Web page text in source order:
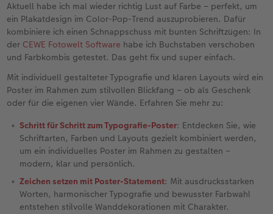
Kundenbeispiele
Webinare & VHS
Fotobuch für Anfänger
Fotobuch erstellen
Neuheiten
Mehrteiler
Bestellwege
Ideen zur Wandgestaltung
Neuheiten
Extras
Bestellwege
Last Minute Fotos
CEWE myPhotos
Neuheiten
Extras
Sofortfotogrußkarten
Sofortfotosets
Sofortfotocollagen
Retro Minis
Art Prints
Faber-Castell
Foto-Geschenkbox
Neuheiten
CEWE myPhotos
Bestellwege
Papierqualitäten
Weitere Anlässe
Neuheiten
Mit Design
Bestellwege
Inspiration
Gestaltungsideen
CEWE myPhotos
Neuheiten
Einfach & schnell gestaltet
Besondere Geschenkideen
CEWE myPhotos
Videotutorials
Anleitungen & Hilfe
Fototipps
CEWE Magazin
Neuheiten
Aktuell habe ich mal wieder richtig Lust auf Farbe – perfekt, um
ein Plakatdesign im Color-Pop-Trend auszuprobieren. Dafür
kombiniere ich einen Schnappschuss mit bunten Schriftzügen: In
der CEWE Fotowelt Software habe ich Buchstaben verschoben
und Farbkombis getestet. Das geht fix und super einfach.
Mit individuell gestalteter Typografie und klaren Layouts wird ein
Poster im Rahmen zum stilvollen Blickfang – ob als Geschenk
oder für die eigenen vier Wände. Erfahren Sie mehr zu:
Schritt für Schritt zum Typografie-Poster: Entdecken Sie, wie
Schriftarten, Farben und Layouts gezielt kombiniert werden,
um ein individuelles Poster im Rahmen zu gestalten –
modern, klar und persönlich.
Zeichen setzen mit Poster-Statement: Mit ausdrucksstarken
Worten, harmonischer Typografie und bewusster Farbwahl
entstehen stilvolle Wanddekorationen mit Charakter.